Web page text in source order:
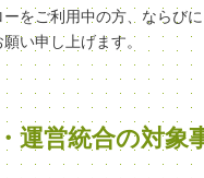
をご利用中の方、ならび
い申し上げます。
運営統合の対象